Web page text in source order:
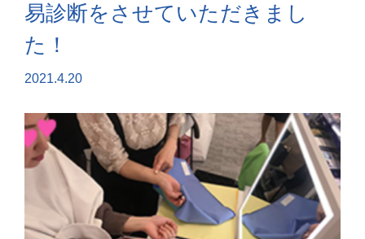
易診断をさせていただきまし
た！
2021.4.20